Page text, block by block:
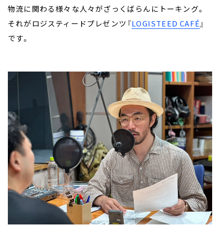
物流に関わる様々な人々がざっくばらんにトーキング。
それがロジスティードプレゼンツ『LOGISTEED CAFÉ』
です。